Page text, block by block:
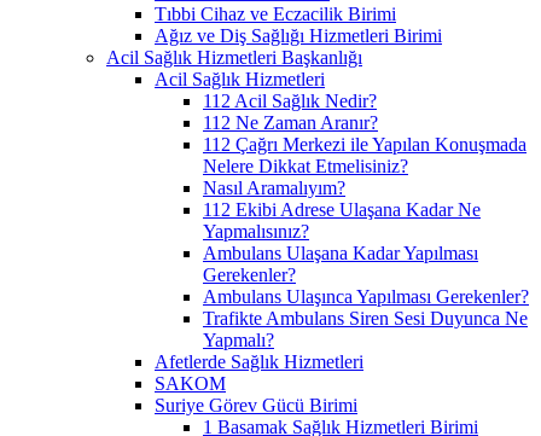
Tıbbi Cihaz ve Eczacilik Birimi
Ağız ve Diş Sağlığı Hizmetleri Birimi
Acil Sağlık Hizmetleri Başkanlığı
Acil Sağlık Hizmetleri
112 Acil Sağlık Nedir?
112 Ne Zaman Aranır?
112 Çağrı Merkezi ile Yapılan Konuşmada
Nelere Dikkat Etmelisiniz?
Nasıl Aramalıyım?
112 Ekibi Adrese Ulaşana Kadar Ne
Yapmalısınız?
Ambulans Ulaşana Kadar Yapılması
Gerekenler?
Ambulans Ulaşınca Yapılması Gerekenler?
Trafikte Ambulans Siren Sesi Duyunca Ne
Yapmalı?
Afetlerde Sağlık Hizmetleri
SAKOM
Suriye Görev Gücü Birimi
1 Basamak Sağlık Hizmetleri Birimi